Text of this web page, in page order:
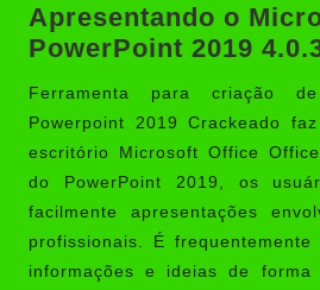
Apresentando o
PowerPoint 2019
Ferramenta para criação
Powerpoint 2019 Crackeado
escritório Microsoft Office
do PowerPoint 2019, os
facilmente apresentações
profissionais. É
informações e ideias de forma